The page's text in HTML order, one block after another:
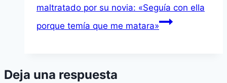
maltratado por su novia: «Seguía con ella
porque temía que me matara»
Deja una respuesta